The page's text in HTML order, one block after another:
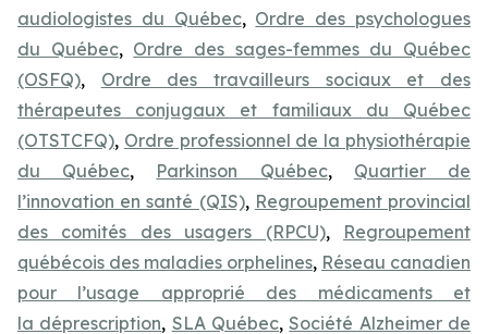
audiologistes du Québec, Ordre des psychologues
du Québec, Ordre des sages-femmes du Québec
(OSFQ), Ordre des travailleurs sociaux et des
thérapeutes conjugaux et familiaux du Québec
(OTSTCFQ), Ordre professionnel de la physiothérapie
du Québec, Parkinson Québec, Quartier de
l’innovation en santé (QIS), Regroupement provincial
des comités des usagers (RPCU), Regroupement
québécois des maladies orphelines, Réseau canadien
pour l’usage approprié des médicaments et
la déprescription, SLA Québec,Société Alzheimer de